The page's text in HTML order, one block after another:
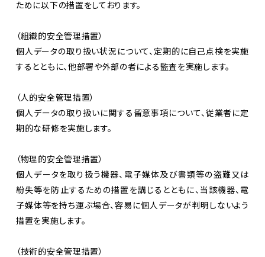
ために以下の措置をしております。
（組織的安全管理措置）
個人データの取り扱い状況について、定期的に自己点検を実施
するとともに、他部署や外部の者による監査を実施します。
（人的安全管理措置）
個人データの取り扱いに関する留意事項について、従業者に定
期的な研修を実施します。
（物理的安全管理措置）
個人データを取り扱う機器、電子媒体及び書類等の盗難又は
紛失等を防止するための措置を講じるとともに、当該機器、電
子媒体等を持ち運ぶ場合、容易に個人データが判明しないよう
措置を実施します。
（技術的安全管理措置）